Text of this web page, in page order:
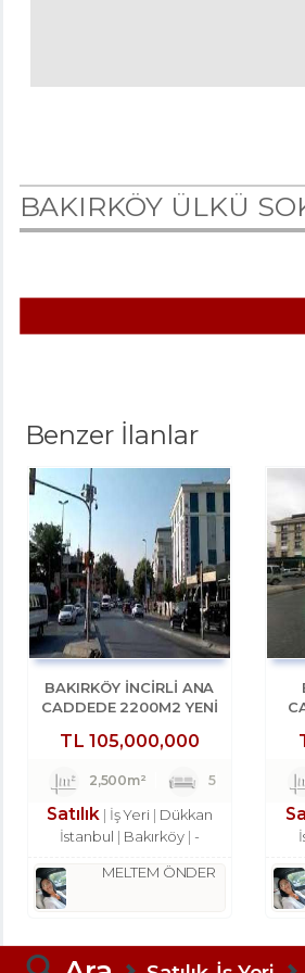
BAKIRKÖY ÜLKÜ
Benzer İlanlar
BAKIRKÖY İNCİRLİ ANA
CADDEDE 2200M2 YENİ
TL 105,000,000
2,500m² 5
Satılık İş Yeri
Dükkan
İstanbul
Bakırköy -
MELTEM ÖNDER